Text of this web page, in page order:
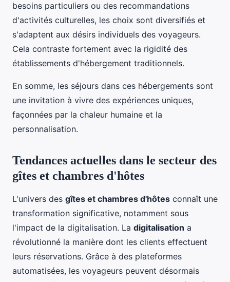
besoins particuliers ou des recommandations
d'activités culturelles, les choix sont diversifiés et
s'adaptent aux désirs individuels des voyageurs.
Cela contraste fortement avec la rigidité des
établissements d'hébergement traditionnels.
En somme, les séjours dans ces hébergements sont
une invitation à vivre des expériences uniques,
façonnées par la chaleur humaine et la
personnalisation.
Tendances actuelles dans le secteur des
gîtes et chambres d'hôtes
L'univers des gîtes et chambres d'hôtes connaît une
transformation significative, notamment sous
l'impact de la digitalisation. La digitalisation a
révolutionné la manière dont les clients effectuent
leurs réservations. Grâce à des plateformes
automatisées, les voyageurs peuvent désormais